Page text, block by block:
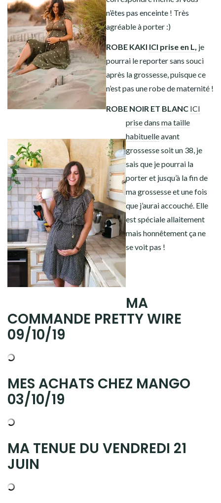
n’êtes pas enceinte ! Très
agréable à porter :)
ROBE KAKI ICI prise en L, je
pourrai le reporter sans souci
après la grossesse, puisque ce
n’est pas une robe de maternité !
ROBE NOIR ET BLANC ICI
prise dans ma taille
habituelleavant
grossesse soit un 38, je
sais que je pourrai la
porter et jusqu’à la fin de
ma grossesse et une fois
que j’aurai accouché. Elle
est spéciale allaitement
mais honnêtement ça ne
se voit pas !
MA
COMMANDE PRETTY WIRE
09/10/19
MES ACHATS CHEZ MANGO
03/10/19
MA TENUE DU VENDREDI 21
JUIN